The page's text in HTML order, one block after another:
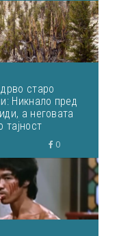
старо
Никнало пред
а неговата
тајност
0